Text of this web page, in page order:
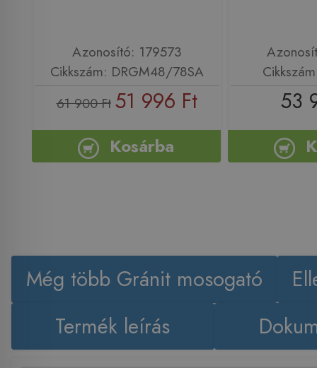
Azonosító: 179573
Cikkszám: DRGM48/78SA
61 900 Ft 51 996 Ft
Kosárba
53
Még több Gránit mosogató
Termék leírás